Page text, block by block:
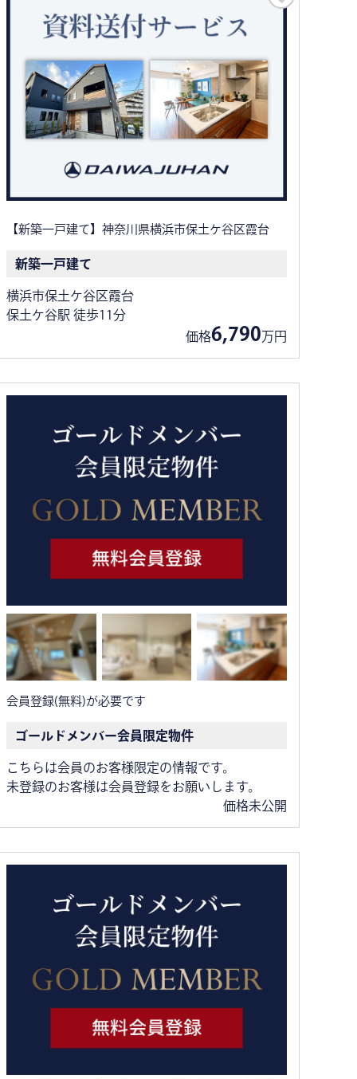
【新築一戸建て】神奈川県横浜市保土ケ谷区霞台
新築一戸建て
横浜市保土ケ谷区霞台
保土ケ谷駅 徒歩11分
価格6,790 万円
会員登録(無料)が必要です
ゴールドメンバー会員限定物件
こちらは会員のお客様限定の情報です。
未登録のお客様は会員登録をお願いします。
価格未公開